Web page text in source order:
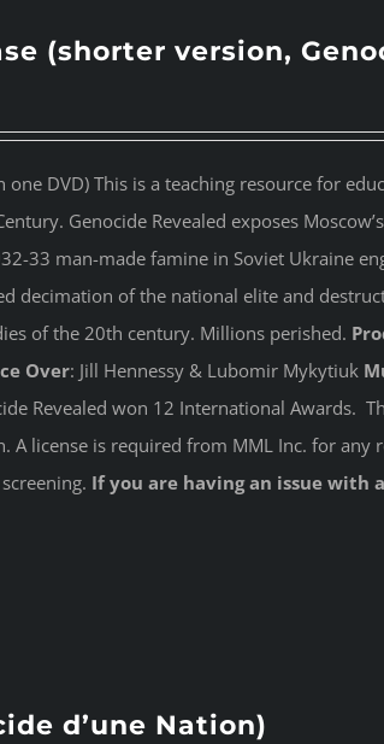
(shorter version,
DVD) This is a teaching resource for
Genocide Revealed exposes
33 man-made famine in Soviet Ukraine
decimation of the national elite and
of the 20th century. Millions perished.
Over: Jill Hennessy & Lubomir Mykytiuk
Revealed won 12 International Awards.
license is required from MML Inc. for any
If you are having an issue with
d’une Nation)